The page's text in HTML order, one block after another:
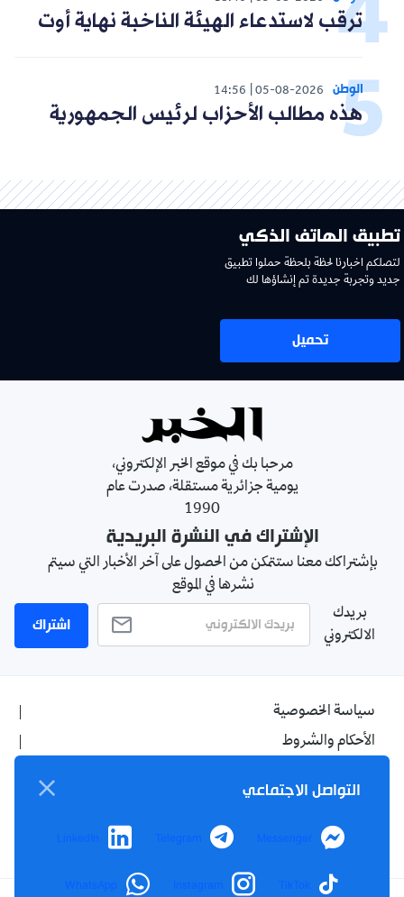
ترقب لاستدعاء الهيئة الناخبة نهاية أوت
الوطن 05-08-2026
14:56
هذه مطالب الأحزاب لرئيس الجمهورية
تطبيق الهاتف الذكي
لتصلكم اخبارنا لحظة بلحظة حملوا تطبيق
جديد وتجربة جديدة تم إنشاؤها لك
تحميل
مرحبا بك في موقع الخبر الإلكتروني،
يومية جزائرية مستقلة، صدرت عام
1990
الإشتراك في النشرة البريدية
بإشتراكك معنا ستتمكن من الحصول على آخر الأخبار التي سيتم
نشرها في الموقع
بريدك
الالكتروني
اشتراك
سياسة الخصوصية
الأحكام والشروط
اتصل بنا
من نحن
التواصل الاجتماعي
Messenger
Telegram
LinkedIn
TikTok
Instagram
WhatsApp